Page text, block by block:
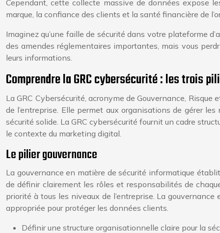
Cependant, cette collecte massive de données expose
marque, la confiance des clients et la santé financière de
Imaginez qu’une faille de sécurité dans votre plateforme
des amendes réglementaires importantes, mais vous
leurs informations.
Comprendre la GRC cybersécurité : les trois
La GRC Cybersécurité, acronyme de Gouvernance,
de l’entreprise. Elle permet aux organisations de gérer
sécurité solide. La GRC cybersécurité fournit un cadre
le contexte du marketing digital.
Le pilier gouvernance
La gouvernance en matière de sécurité informatique
de définir clairement les rôles et responsabilités de
priorité à tous les niveaux de l’entreprise. La
appropriée pour protéger les données clients.
Définir une structure organisationnelle claire pour la